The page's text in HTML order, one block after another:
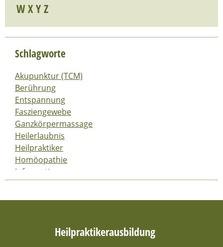
W X Y Z
Schlagworte
Akupunktur (TCM)
Berührung
Entspannung
Fasziengewebe
Ganzkörpermassage
Heilerlaubnis
Heilpraktiker
Homöopathie
Information
Klassische Massage
PhysiotherapieHeilpraktikerausbildung